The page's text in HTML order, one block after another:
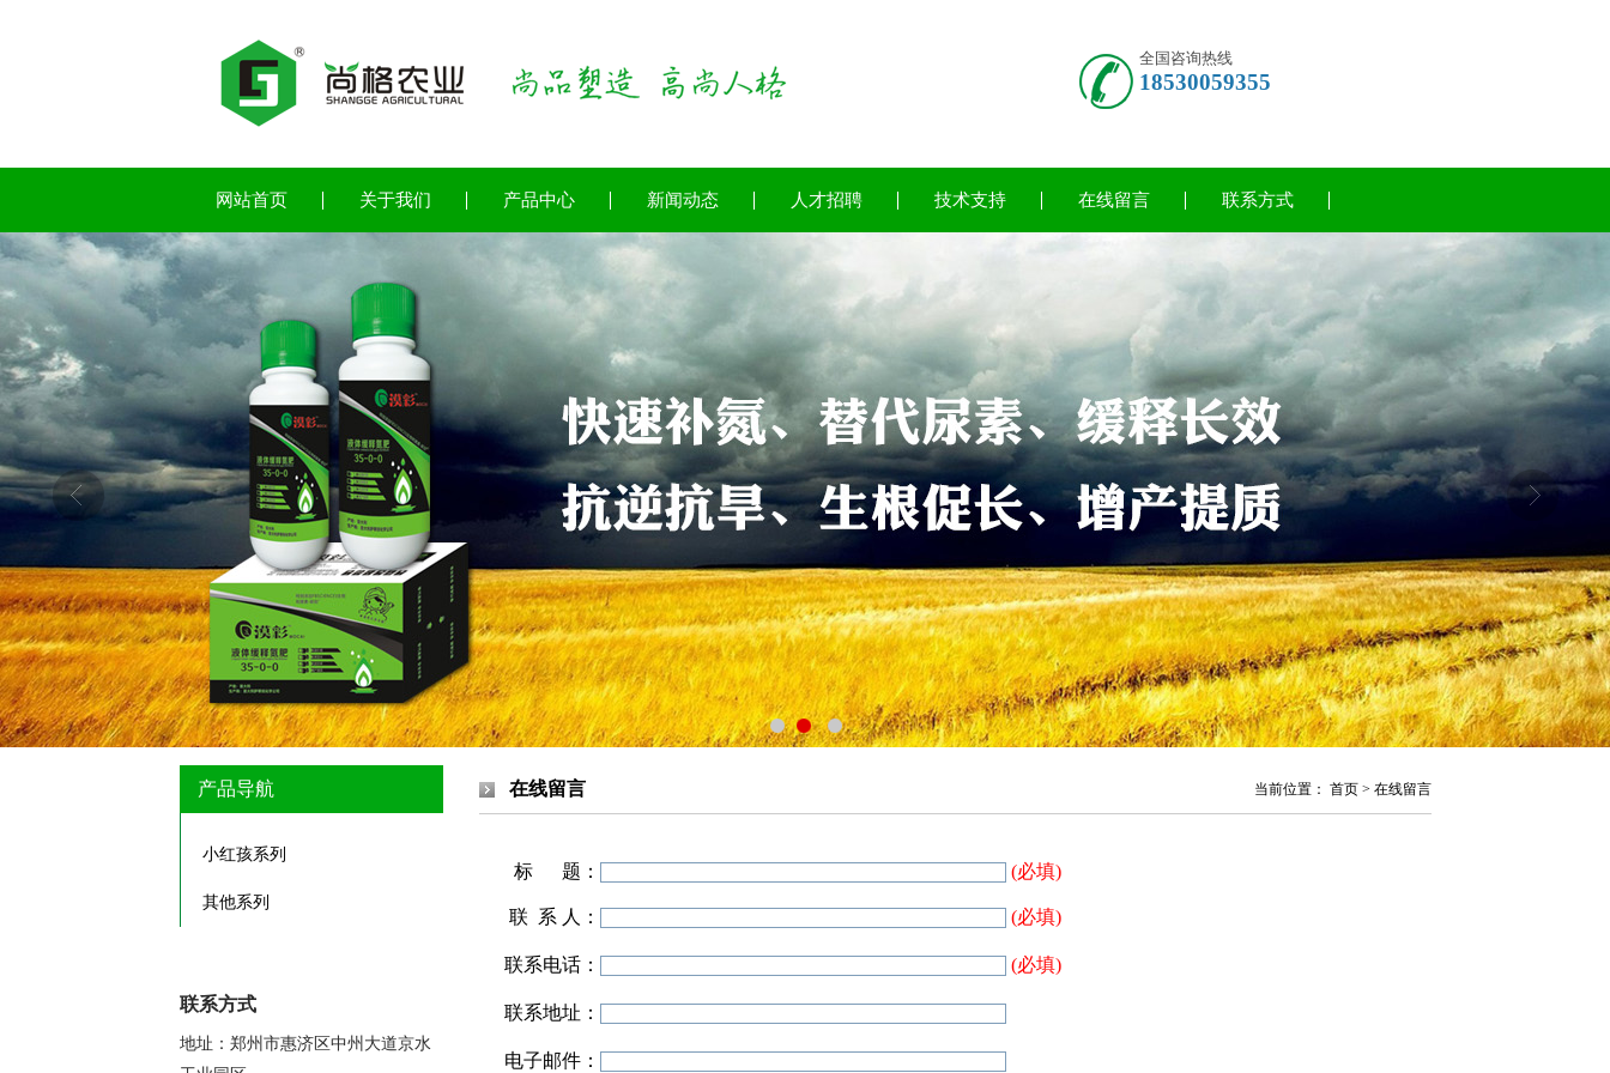
全国咨询热线
18530059355
网站首页 关于我们 产品中心 新闻动态 人才招聘 技术支持 在线留言 联系方式
1 2 3
产品导航
小红孩系列
其他系列
联系方式
地址：郑州市惠济区中州大道京水
在线留言 当前位置： 首页> 在线留言
标 题： (必填)
联 系 人： (必填)
联系电话： (必填)
联系地址：
电子邮件：